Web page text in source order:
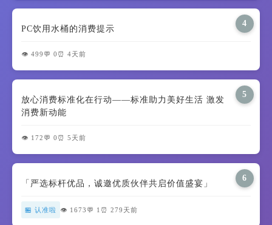
4
PC饮用水桶的消费提示
👁️ 499 💬 0 ⏰ 4天前
5
放心消费标准化在行动——标准助力美好生活 激发
消费新动能
👁️ 172 💬 0 ⏰ 5天前
6
「严选标杆优品，诚邀优质伙伴共启价值盛宴」
🏪 认准啦 👁️ 1673 💬 1 ⏰ 279天前